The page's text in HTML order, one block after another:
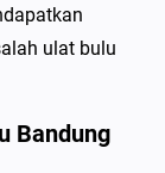
ulat bulu
Bandung